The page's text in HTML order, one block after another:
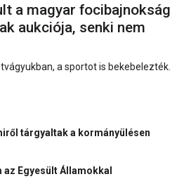
a magyar focibajnokság
aukciója, senki nem
a sportot is bekebelezték.
tárgyaltak a kormányülésen
Egyesült Államokkal